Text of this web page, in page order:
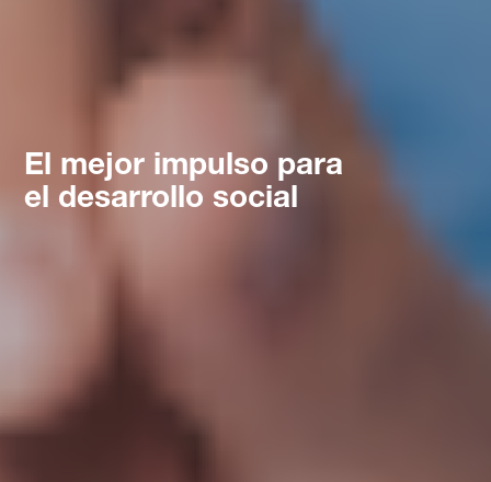
El mejor impulso para
el desarrollo social